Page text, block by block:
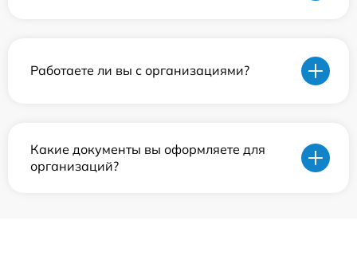
Работаете ли вы с организациями?
Какие документы вы оформляете для
организаций?